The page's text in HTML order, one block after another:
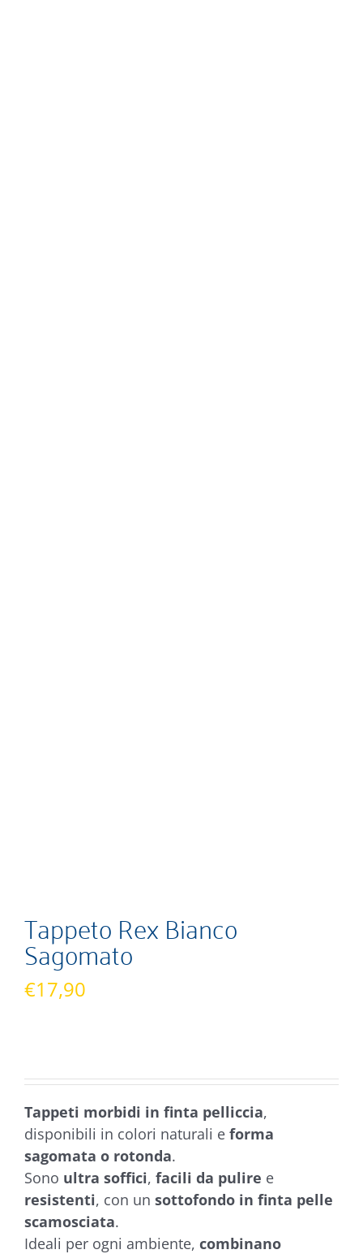
Tappeto Rex Bianco
Sagomato
€17,90
Tappeti morbidi in finta pelliccia,
disponibili in colori naturali e forma
sagomata o rotonda.
Sono ultra soffici, facili da pulire e
resistenti, con un sottofondo in finta pelle
scamosciata.
Ideali per ogni ambiente, combinano